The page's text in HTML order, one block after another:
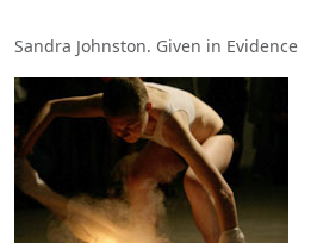
Sandra Johnston. Given in Evidence